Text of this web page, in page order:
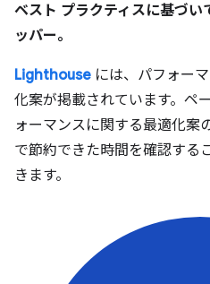
ベスト プラクティスに基づい
ッパー。
Lighthouse には、パフォー
化案が掲載されています。ペ
ォーマンスに関する最適化案
で節約できた時間を確認する
きます。